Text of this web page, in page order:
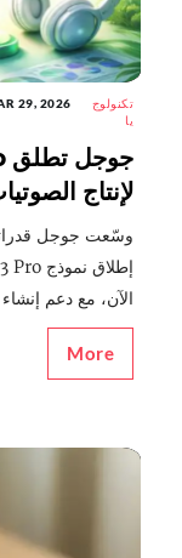
تكنولوج
يا
29, 2026
لإنتاج
وسّعت جوجل
الآن، مع دعم
More